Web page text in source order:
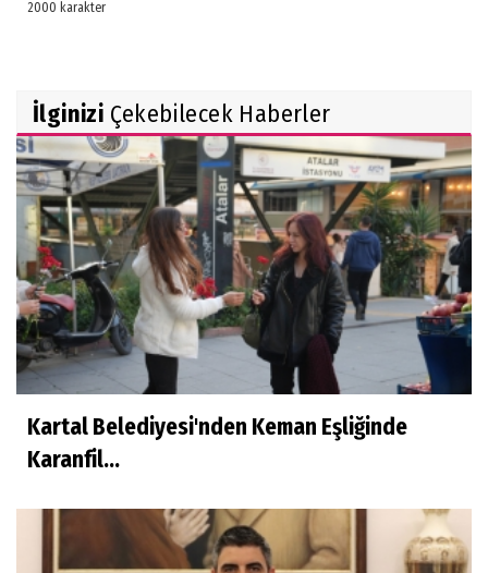
İlginizi Çekebilecek Haberler
Kartal Belediyesi'nden Keman Eşliğinde
Karanfil...